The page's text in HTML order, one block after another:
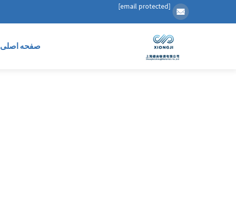
[email protected]
صفحه اصلی